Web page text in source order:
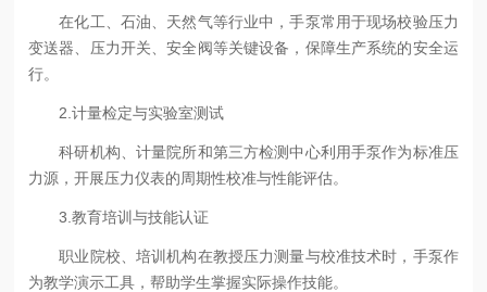
在化工、石油、天然气等行业中，手泵常用于现场校验压力
变送器、压力开关、安全阀等关键设备，保障生产系统的安全运
行。
2.计量检定与实验室测试
科研机构、计量院所和第三方检测中心利用手泵作为标准压
力源，开展压力仪表的周期性校准与性能评估。
3.教育培训与技能认证
职业院校、培训机构在教授压力测量与校准技术时，手泵作
为教学演示工具，帮助学生掌握实际操作技能。